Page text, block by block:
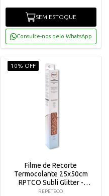
SEM ESTOQUE
Consulte-nos pelo WhatsApp
10% OFF
Filme de Recorte
Termocolante 25x50cm
RPTCO Subli Glitter -
Multicor
REPETECO